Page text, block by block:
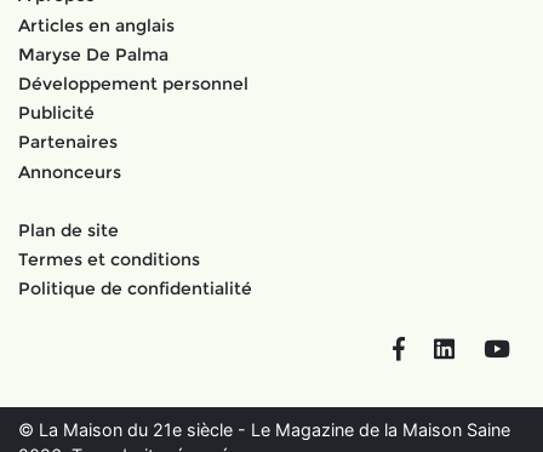
Articles en anglais
Maryse De Palma
Développement personnel
Publicité
Partenaires
Annonceurs
Plan de site
Termes et conditions
Politique de confidentialité
FacebookLinkedIn
© La Maison du 21e siècle - Le Magazine de la Maison Saine